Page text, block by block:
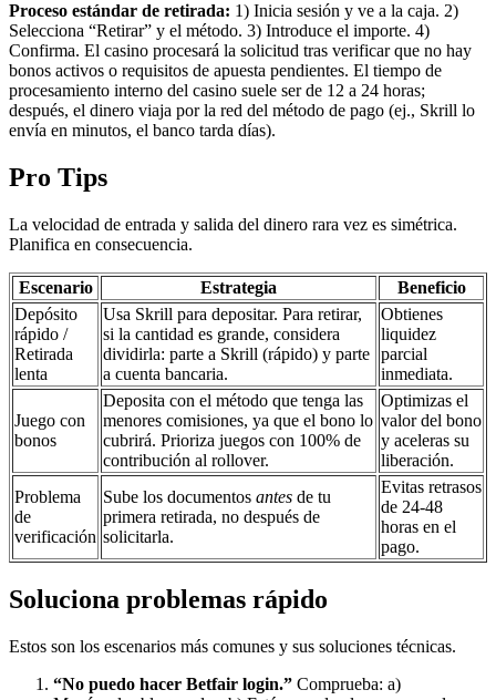
Proceso estándar de retirada: 1) Inicia sesión y ve a la caja. 2)
Selecciona “Retirar” y el método. 3) Introduce el importe. 4)
Confirma. El casino procesará la solicitud tras verificar que no hay
bonos activos o requisitos de apuesta pendientes. El tiempo de
procesamiento interno del casino suele ser de 12 a 24 horas;
después, el dinero viaja por la red del método de pago (ej., Skrill lo
envía en minutos, el banco tarda días).
Pro Tips
La velocidad de entrada y salida del dinero rara vez es simétrica.
Planifica en consecuencia.
Escenario Estrategia
Beneficio
Depósito
rápido /
Retirada
lenta
Usa Skrill para depositar. Para retirar,
si la cantidad es grande, considera
dividirla: parte a Skrill (rápido) y parte
a cuenta bancaria.
Obtienes
liquidez
parcial
inmediata.
Juego con
bonos
Deposita con el método que tenga las
menores comisiones, ya que el bono lo
cubrirá. Prioriza juegos con 100% de
contribución al rollover.
Optimizas el
valor del bono
y aceleras su
liberación.
Problema
de
verificación
Sube los documentos antes de tu
primera retirada, no después de
solicitarla.
Evitas retrasos
de 24-48
horas en el
pago.
Soluciona problemas rápido
Estos son los escenarios más comunes y sus soluciones técnicas.
“No puedo hacer Betfair login.” Comprueba: a)